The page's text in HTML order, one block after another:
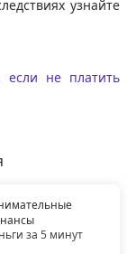
узнайте
если не платить
за 5 минут